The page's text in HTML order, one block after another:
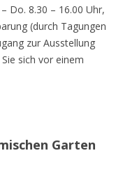
Do. 8.30 – 16.00 Uhr,
(durch Tagungen
zur Ausstellung
sich vor einem
Garten